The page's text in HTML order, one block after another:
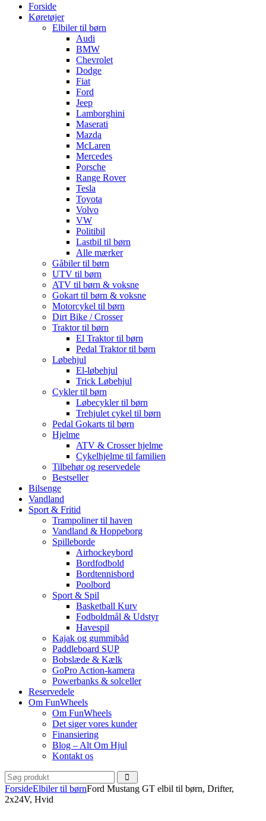
Forside
Køretøjer
Elbiler til børn
Audi
BMW
Chevrolet
Dodge
Fiat
Ford
Jeep
Lamborghini
Maserati
Mazda
McLaren
Mercedes
Porsche
Range Rover
Tesla
Toyota
Volvo
VW
Politibil
Lastbil til børn
Alle mærker
Gåbiler til børn
UTV til børn
ATV til børn & voksne
Gokart til børn & voksne
Motorcykel til børn
Dirt Bike / Crosser
Traktor til børn
El Traktor til børn
Pedal Traktor til børn
Løbehjul
El-løbehjul
Trick Løbehjul
Cykler til børn
Løbecykler til børn
Trehjulet cykel til børn
Pedal Gokarts til børn
Hjelme
ATV & Crosser hjelme
Cykelhjelme til familien
Tilbehør og reservedele
Bestseller
Bilsenge
Vandland
Sport & Fritid
Trampoliner til haven
Vandland & Hoppeborg
Spilleborde
Airhockeybord
Bordfodbold
Bordtennisbord
Poolbord
Sport & Spil
Basketball Kurv
Fodboldmål & Udstyr
Havespil
Kajak og gummibåd
Paddleboard SUP
Bobslæde & Kælk
GoPro Action-kamera
Powerbanks & solceller
Reservedele
Om FunWheels
Om FunWheels
Det siger vores kunder
Finansiering
Blog – Alt Om Hjul
Kontakt os
ForsideElbiler til børnFord Mustang GT elbil til børn, Drifter,
2x24V, Hvid